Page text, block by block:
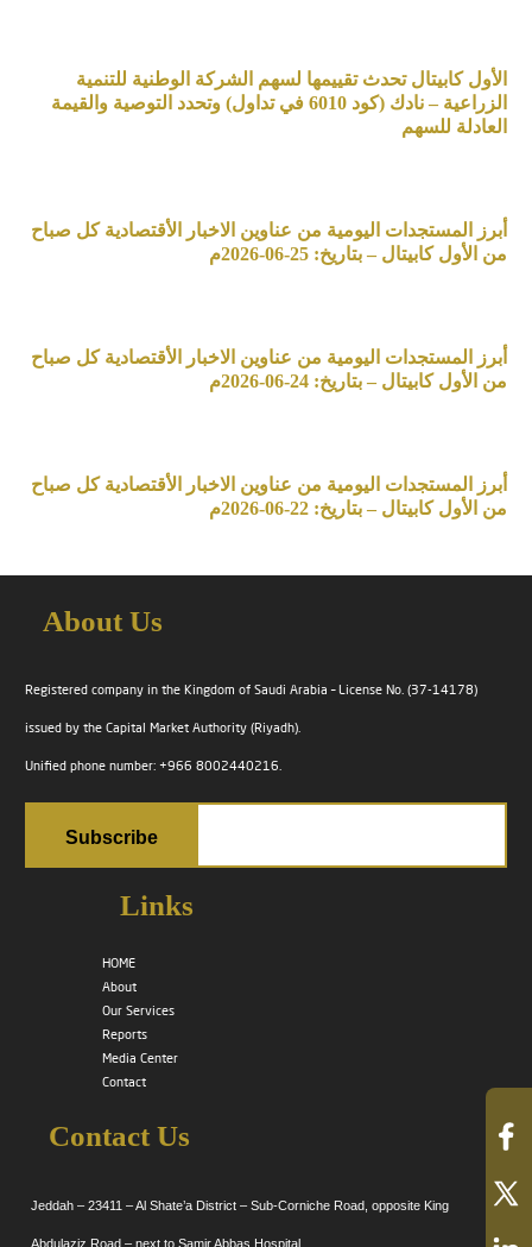
الأول كابيتال تحدث تقييمها لسهم الشركة الوطنية للتنمية
الزراعية – نادك (كود 6010 في تداول) وتحدد التوصية والقيمة
العادلة للسهم
أبرز المستجدات اليومية من عناوين الاخبار الأقتصادية كل صباح
من الأول كابيتال – بتاريخ: 25-06-2026م
أبرز المستجدات اليومية من عناوين الاخبار الأقتصادية كل صباح
من الأول كابيتال – بتاريخ: 24-06-2026م
أبرز المستجدات اليومية من عناوين الاخبار الأقتصادية كل صباح
من الأول كابيتال – بتاريخ: 22-06-2026م
About Us
Registered company in the Kingdom of Saudi Arabia – License No. (37-14178)
issued by the Capital Market Authority (Riyadh).
Unified phone number: +966 8002440216.
Links
HOME
About
Our Services
Reports
Media Center
Contact
Contact Us
Jeddah – 23411 – Al Shate’a District – Sub-Corniche Road, opposite King
Abdulaziz Road – next to Samir Abbas Hospital.